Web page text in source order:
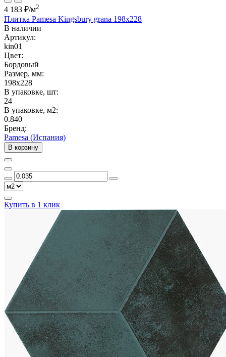
4 183 ₽/м2
Плитка Pamesa Kingsbury grana 198x228
В наличии
Артикул:
kin01
Цвет:
Бордовый
Размер, мм:
198x228
В упаковке, шт:
24
В упаковке, м2:
0.840
Бренд:
Pamesa (Испания)
В корзину
Купить в 1 клик